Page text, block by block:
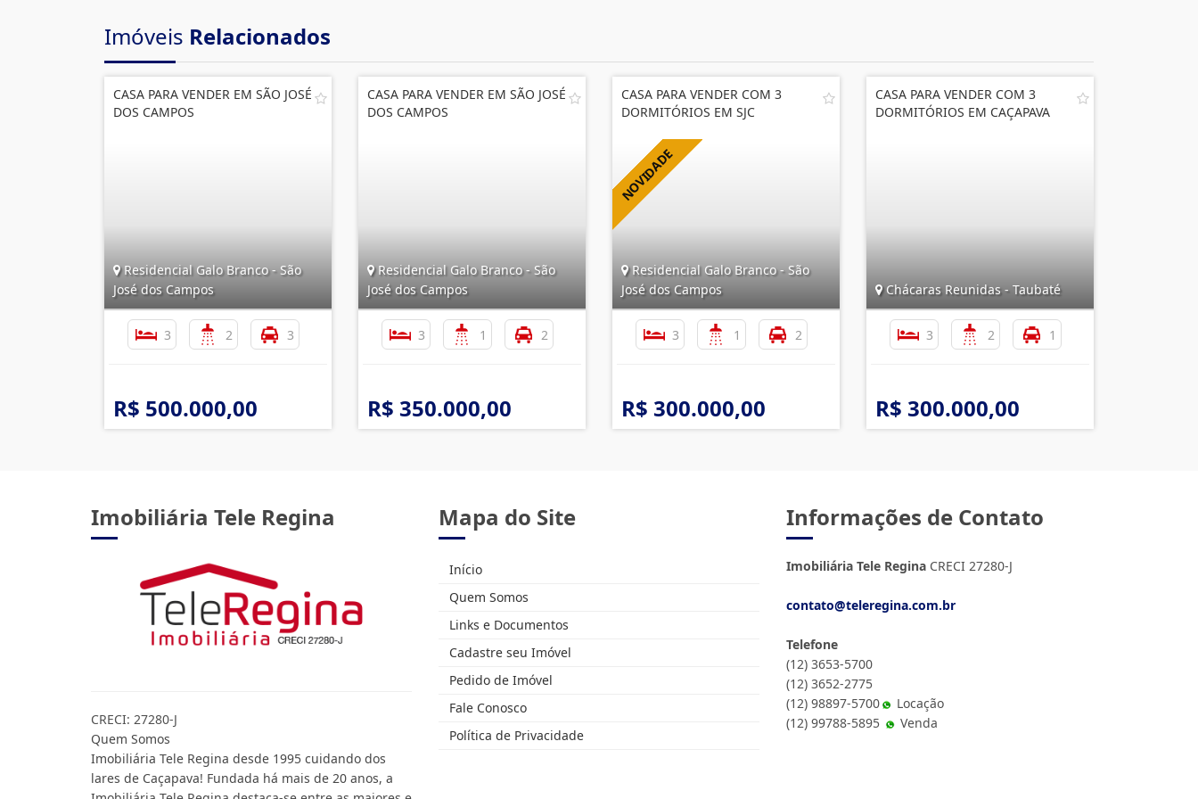
Imóveis Relacionados
CASA PARA VENDER EM SÃO JOSÉ
DOS CAMPOS
Residencial Galo Branco - São
José dos Campos
3 2 3
R$ 500.000,00
CASA PARA VENDER EM SÃO JOSÉ
DOS CAMPOS
Residencial Galo Branco - São
José dos Campos
3 1 2
R$ 350.000,00
CASA PARA VENDER COM 3
DORMITÓRIOS EM SJC
Residencial Galo Branco - São
José dos Campos
3 1 2
R$ 300.000,00
CASA PARA VENDER COM 3
DORMITÓRIOS EM CAÇAPAVA
Chácaras Reunidas - Taubaté
3 2 1
R$ 300.000,00
Imobiliária Tele Regina
CRECI: 27280-J
Quem Somos
Imobiliária Tele Regina desde 1995 cuidando dos
lares de Caçapava! Fundada há mais de 20 anos, a
Mapa do Site
Início
Quem Somos
Links e Documentos
Cadastre seu Imóvel
Pedido de Imóvel
Fale Conosco
Política de Privacidade
Informações de Contato
Imobiliária Tele Regina CRECI 27280-J
contato@teleregina.com.br
Telefone
(12) 3653-5700
(12) 3652-2775
(12) 98897-5700
Locação
(12) 99788-5895
Venda